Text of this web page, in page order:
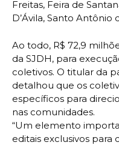
Freitas, Feira de
D’Ávila, Santo Antônio
Ao todo, R$ 72,9
da SJDH, para
coletivos. O titular da
detalhou que os
específicos para
nas comunidades.
“Um elemento
editais exclusivos para